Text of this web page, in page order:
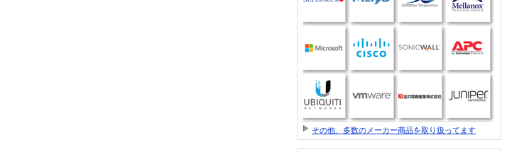
その他、多数のメーカー商品を取り扱ってます